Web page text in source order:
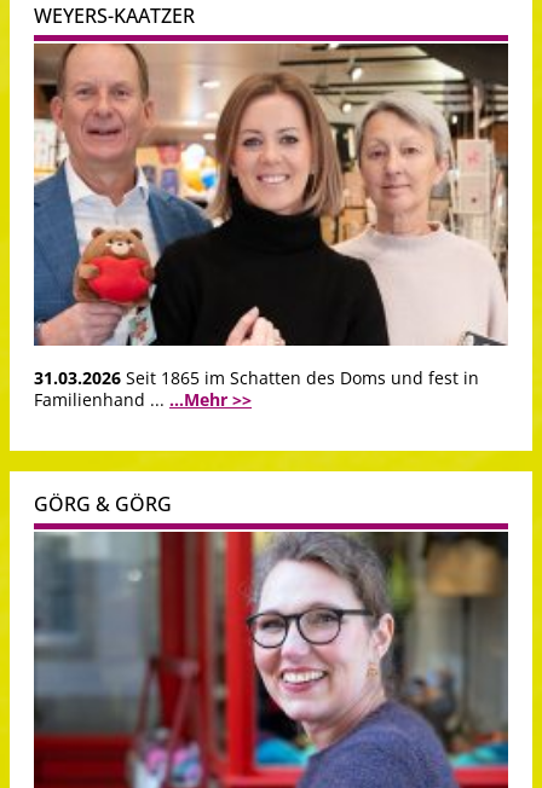
WEYERS-KAATZER
31.03.2026 Seit 1865 im Schatten des Doms und fest in
Familienhand ... ...Mehr >>
GÖRG & GÖRG